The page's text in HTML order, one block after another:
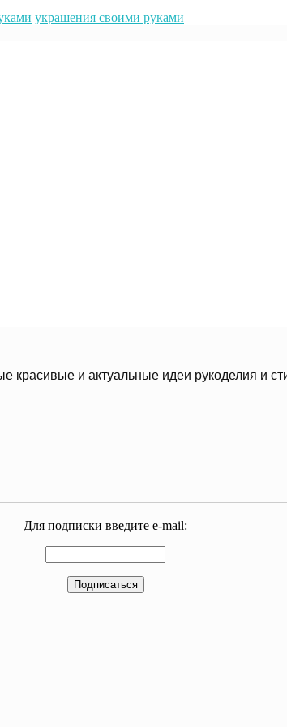
украшения своими руками
и актуальные идеи рукоделия и
Для подписки введите e-mail: